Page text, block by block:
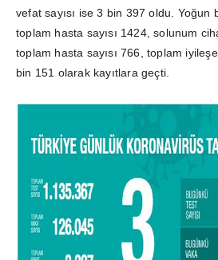
vefat sayısı ise 3 bin 397 oldu. Yoğun
toplam hasta sayısı 1424, solunum
toplam hasta sayısı 766, toplam
bin 151 olarak kayıtlara geçti.